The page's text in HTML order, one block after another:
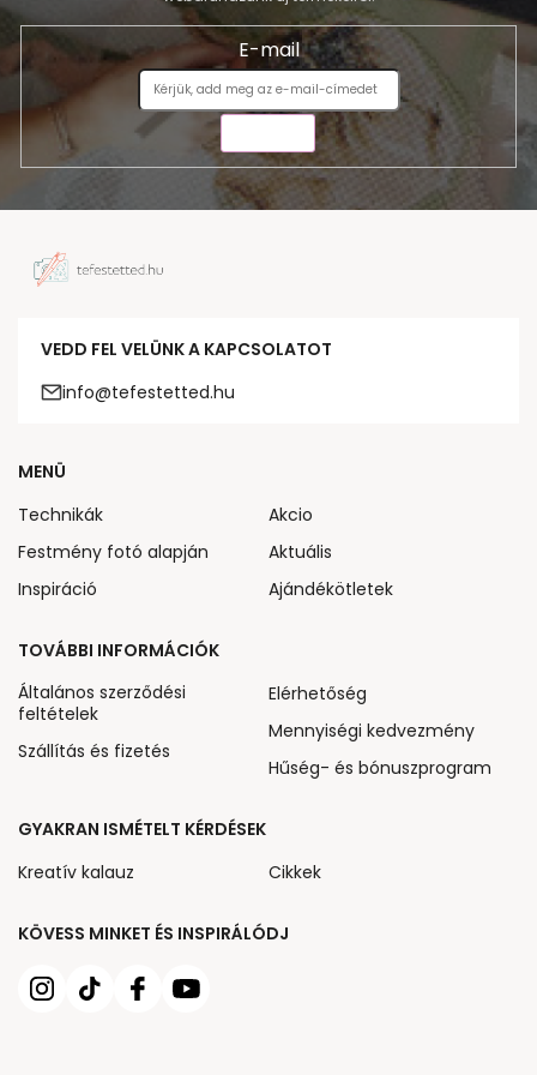
E-mail
VEDD FEL VELÜNK A KAPCSOLATOT
info@tefestetted.hu
KÖVESS MINKET ÉS INSPIRÁLÓDJ
MENÜ
Technikák
Festmény fotó alapján
Inspiráció
Akcio
Aktuális
Ajándékötletek
TOVÁBBI INFORMÁCIÓK
Általános szerződési
feltételek
Szállítás és fizetés
Elérhetőség
Mennyiségi kedvezmény
Hűség- és bónuszprogram
GYAKRAN ISMÉTELT KÉRDÉSEK
Kreatív kalauz
Cikkek